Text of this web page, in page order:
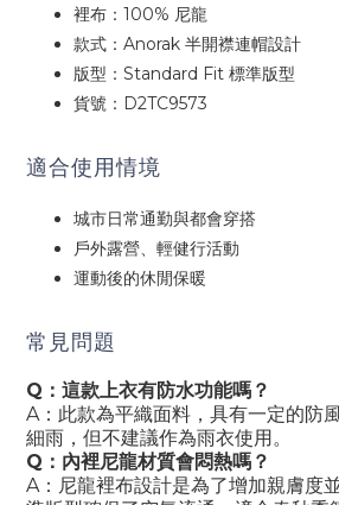
裡布：100% 尼龍
款式：Anorak 半開襟連帽設計
版型：Standard Fit 標準版型
貨號：D2TC9573
適合使用情境
城市日常通勤與都會穿搭
戶外露營、輕健行活動
運動後的休閒保暖
常見問題
Q：這款上衣有防水功能嗎？
A：此款為平織面料，具有一定的防
細雨，但不建議作為雨衣使用。
Q：內裡尼龍材質會悶熱嗎？
A：尼龍裡布設計是為了增加親膚度